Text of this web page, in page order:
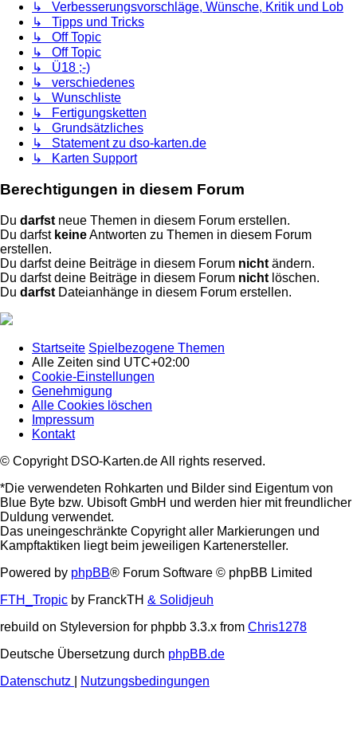
↳ Verbesserungsvorschläge, Wünsche, Kritik und Lob
↳ Tipps und Tricks
↳ Off Topic
↳ Off Topic
↳ Ü18 ;-)
↳ verschiedenes
↳ Wunschliste
↳ Fertigungsketten
↳ Grundsätzliches
↳ Statement zu dso-karten.de
↳ Karten Support
Berechtigungen in diesem Forum
Du darfst neue Themen in diesem Forum erstellen.
Du darfst keineAntworten zu Themen in diesem Forum
erstellen.
Du darfst deine Beiträge in diesem Forum nicht ändern.
Du darfst deine Beiträge in diesem Forum nicht löschen.
Du darfst Dateianhänge in diesem Forum erstellen.
Startseite Spielbezogene Themen
Alle Zeiten sind UTC+02:00
Cookie-Einstellungen
Genehmigung
Alle Cookies löschen
Impressum
Kontakt
© Copyright DSO-Karten.de All rights reserved.
*Die verwendeten Rohkarten und Bilder sind Eigentum von
Blue Byte bzw. Ubisoft GmbH und werden hier mit freundlicher
Duldung verwendet.
Das uneingeschränkte Copyright aller Markierungen und
Kampftaktiken liegt beim jeweiligen Kartenersteller.
Powered by phpBB® Forum Software © phpBB Limited
FTH_Tropic by FranckTH & Solidjeuh
rebuild on Styleversion for phpbb 3.3.x from Chris1278
Deutsche Übersetzung durch phpBB.de
Datenschutz
Nutzungsbedingungen